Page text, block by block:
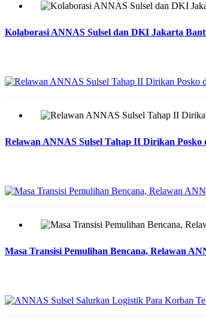
Kolaborasi ANNAS Sulsel dan DKI Jakarta
Relawan ANNAS Sulsel Tahap II Dirikan Posko
Masa Transisi Pemulihan Bencana, Relawan